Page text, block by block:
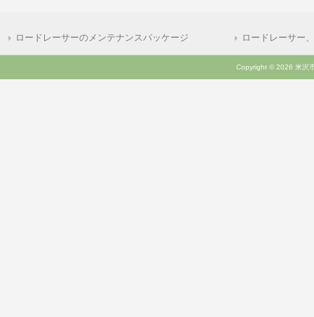
ロードレーサーのメンテナンスパッケージ ロードレーサー
Copyright © 2026 米沢